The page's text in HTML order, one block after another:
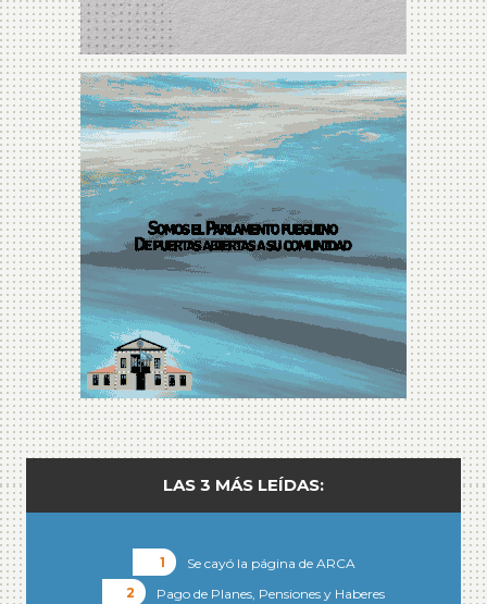
LAS 3 MÁS LEÍDAS:
Se cayó la página de ARCA
Pago de Planes, Pensiones y Haberes